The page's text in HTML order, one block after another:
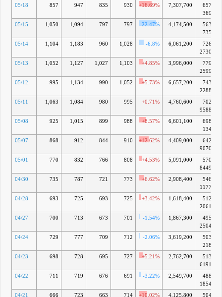
05/18 857 947 835 930 +16.69% 7,307,700
657億
369万
05/15
1,050 1,094 797 797 -22.47% 4,174,500
563億
735万
05/14
1,104 1,183 960 1,028 -6.8% 6,061,200
726億
2730万
05/13
1,052 1,127 1,027 1,103 +4.85% 3,996,000
779億
2599万
05/12
995 1,134 990 1,052 +5.73% 6,657,200
743億
2288万
05/11
1,063 1,084 980 995 +0.71% 4,760,600
702億
9588万
05/08
925 1,015 899 988 +8.57% 6,601,100
698億
134万
05/07
868 912 844 910 +12.62% 4,409,000
642億
9070万
05/01
770 832 766 808 +4.53% 5,091,000
570億
8449万
04/30
735 787 721 773 +6.62% 2,908,400
546億
1177万
04/28
693 725 693 725 +3.42% 1,618,400
512億
2061万
04/27
700 713 673 701 -1.54% 1,867,300
495億
2504万
04/24
729 777 709 712 -2.06% 3,619,200
503億
218万
04/23
698 728 695 727 +5.21% 2,762,700
513億
6191万
04/22
711 719 676 691 -3.22% 2,549,700
488億
1854万
04/21
666 723 663 714 +10.02% 4,125,800
504億